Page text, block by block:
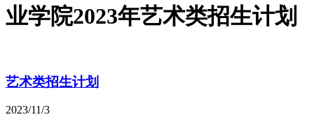
业学院2023年艺术类招生计划
艺术类招生计划
2023/11/3